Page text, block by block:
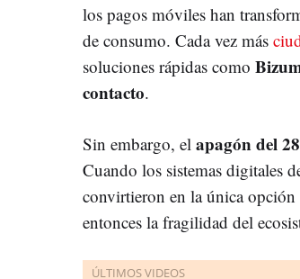
los pagos móviles han
de consumo. Cada vez más
soluciones rápidas como
contacto.
Sin embargo, el apagón del
Cuando los sistemas digitales
convirtieron en la única
entonces la fragilidad del